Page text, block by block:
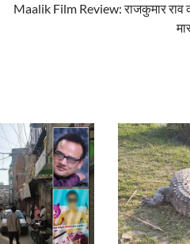
Maalik Film Review: राजकुमार राव